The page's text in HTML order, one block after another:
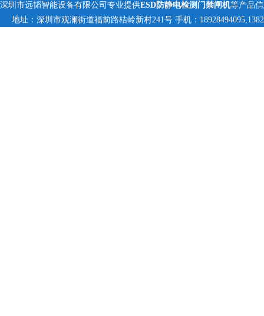
深圳市远韬智能设备有限公司专业提供ESD防静电检测门禁闸机等产品
地址：深圳市观澜街道福前路桔岭新村241号 手机：